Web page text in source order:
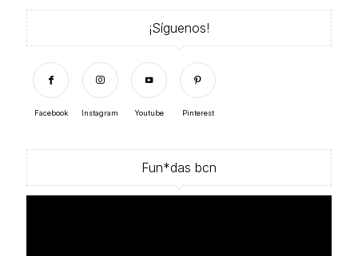
¡Síguenos!
Facebook Instagram Youtube Pinterest
Fun*das bcn